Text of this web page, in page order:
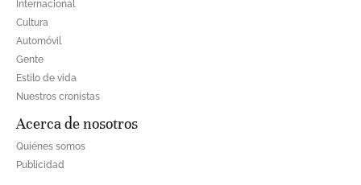
Internacional
Cultura
Automóvil
Gente
Estilo de vida
Nuestros cronistas
Acerca de nosotros
Quiénes somos
Publicidad